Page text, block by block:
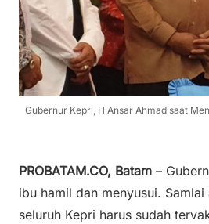
Gubernur Kepri, H Ansar Ahmad saat
PROBATAM.CO, Batam –
ibu hamil dan menyusui.
seluruh Kepri harus sudah